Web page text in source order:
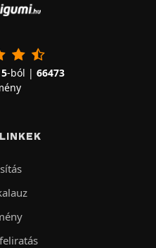
5-ból | 66473